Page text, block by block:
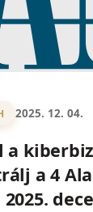
2025. 12. 04.
a
a 4
2025.